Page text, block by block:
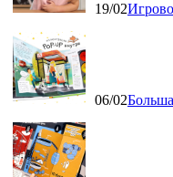
19/02
06/02